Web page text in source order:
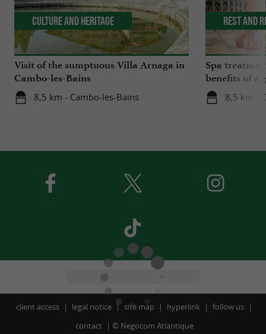
Visit of the sumptuous Villa Arnaga in
Cambo-les-Bains
8,5 km - Cambo-les-Bains
Culture and Heritage
Spa
benefits of a
medicine
8,5 km -
Rest and
client access legal notice site map hyperlink
follow us
contact
© Negocom Atlantique